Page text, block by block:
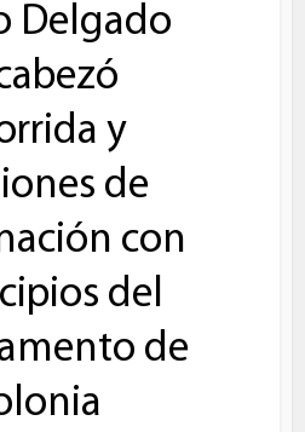
Delgado
y
de
con
del
de